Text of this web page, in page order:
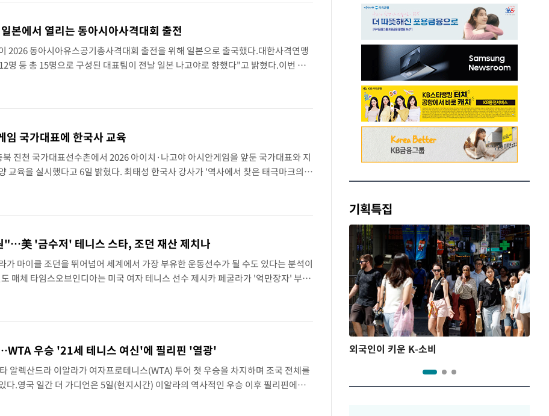
본에서 열리는 동아시아사격대회 출전
2026 동아시아유스공기총사격대회 출전을 위해 일본으로 출국했다.대한사격연맹
명 등 총 15명으로 구성된 대표팀이 전날 일본 나고야로 향했다"고 밝혔다.이번 대
2026 아이치·나고야 아시안게임 조직위원회가 공동 주최한다.일본 아이치현 도
임 국가대표에 한국사 교육
진천 국가대표선수촌에서 2026 아이치·나고야 아시안게임을 앞둔 국가대표와 지
교육을 실시했다고 6일 밝혔다. 최태성 한국사 강사가 '역사에서 찾은 태극마크의
국이 도전과 시련을 극복한 역사를 소개하며 국가대표의 도전도 한국 체육의 새로
"…美 '금수저' 테니스 스타, 조던 재산 제치나
가 마이클 조던을 뛰어넘어 세계에서 가장 부유한 운동선수가 될 수도 있다는 분석이
매체 타임스오브인디아는 미국 여자 테니스 선수 제시카 페굴라가 '억만장자' 부모
계에서 가장 부유한 운동선수인 마이클 조던을 제칠 수도 있다는 전망을 제시했다.
우승 '21세 테니스 여신'에 필리핀 '열광'
알렉산드라 이알라가 여자프로테니스(WTA) 투어 첫 우승을 차지하며 조국 전체를
다.영국 일간 더 가디언은 5일(현지시간) 이알라의 역사적인 우승 이후 필리핀에서
어지고 있다고 보도했다.이알라는 지난 3일 미국 워싱턴 D.C.에서 열린 WTA 투어
기획특집
외국인이 키운 K-소비